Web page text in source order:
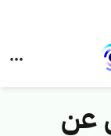
عن